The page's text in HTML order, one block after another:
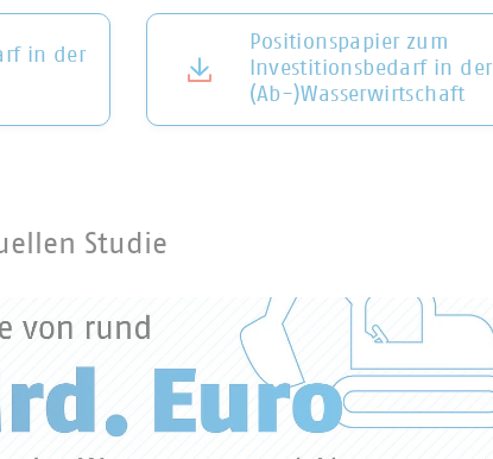
in der
Positionspapier zum
Investitionsbedarf in der
(Ab-)Wasserwirtschaft
Studie